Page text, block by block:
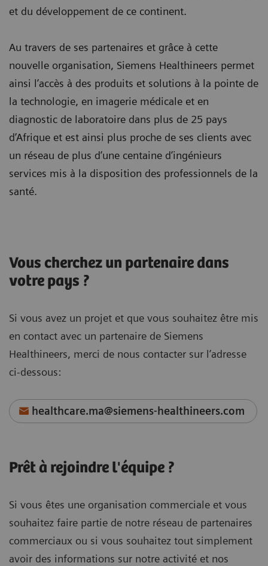
et du développement de ce continent.
Au travers de ses partenaires et grâce à cette
nouvelle organisation, Siemens Healthineers permet
ainsi l’accès à des produits et solutions à la pointe de
la technologie, en imagerie médicale et en
diagnostic de laboratoire dans plus de 25 pays
d’Afrique et est ainsi plus proche de ses clients avec
un réseau de plus d’une centaine d’ingénieurs
services mis à la disposition des professionnels de la
santé.
Vous cherchez un partenaire dans
votre pays ?
Si vous avez un projet et que vous souhaitez être mis
en contact avec un partenaire de Siemens
Healthineers, merci de nous contacter sur l’adresse
ci-dessous:
healthcare.ma@siemens-healthineers.com
Prêt à rejoindre l'équipe ?
Si vous êtes une organisation commerciale et vous
souhaitez faire partie de notre réseau de partenaires
commerciaux ou si vous souhaitez tout simplement
avoir des informations sur notre activité et nos